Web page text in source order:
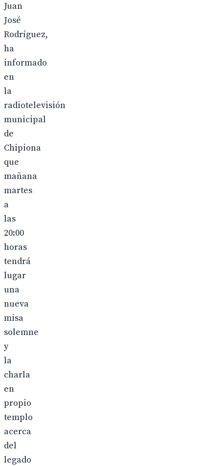
Juan
José
Rodríguez,
ha
informado
en
la
radiotelevisión
municipal
de
Chipiona
que
mañana
martes
a
las
20:00
horas
tendrá
lugar
una
nueva
misa
solemne
y
la
charla
en
propio
templo
acerca
del
legado